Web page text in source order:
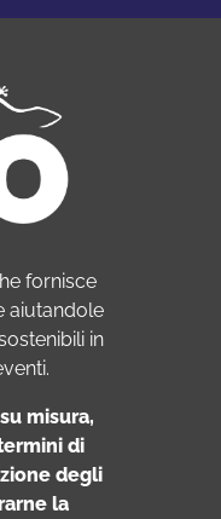
fornisce
aiutandole
in
misura,
di
degli
la